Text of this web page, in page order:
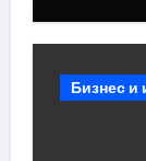
Бизнес и